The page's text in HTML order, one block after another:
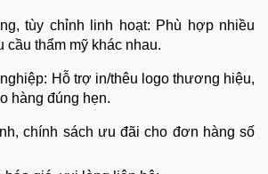
tùy chỉnh linh hoạt: Phù hợp nhiều
cầu thẩm mỹ khác nhau.
Hỗ trợ in/thêu logo thương hiệu,
hàng đúng hẹn.
chính sách ưu đãi cho đơn hàng số